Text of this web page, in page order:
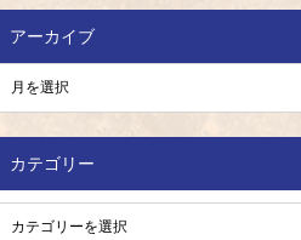
アーカイブ
カテゴリー